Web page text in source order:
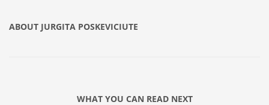
ABOUT JURGITA POSKEVICIUTE
WHAT YOU CAN READ NEXT